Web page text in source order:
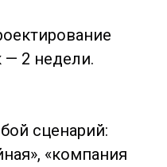
— 2 недели.
сценарий:
«компания